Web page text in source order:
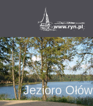
Jezioro Ołów